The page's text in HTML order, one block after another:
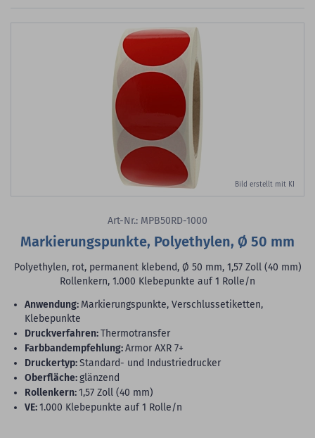
Bild erstellt mit KI
Art-Nr.: MPB50RD-1000
Markierungspunkte, Polyethylen, Ø 50 mm
Polyethylen, rot, permanent klebend, Ø 50 mm, 1,57 Zoll (40 mm)
Rollenkern, 1.000 Klebepunkte auf 1 Rolle/n
Anwendung: Markierungspunkte, Verschlussetiketten,
Klebepunkte
Druckverfahren:Thermotransfer
Farbbandempfehlung:Armor AXR 7+
Druckertyp:Standard- und Industriedrucker
Oberfläche:glänzend
Rollenkern:1,57 Zoll (40 mm)
VE:1.000 Klebepunkte auf 1 Rolle/n